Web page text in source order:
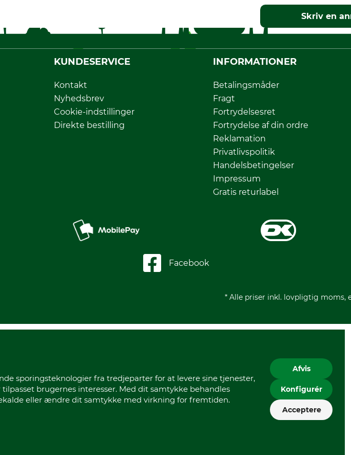
Skriv en
KUNDESERVICE
Kontakt
Nyhedsbrev
Cookie-indstillinger
Direkte bestilling
INFORMATIONER
Betalingsmåder
Fragt
Fortrydelsesret
Fortrydelse af din ordre
Reklamation
Privatlivspolitik
Handelsbetingelser
Impressum
Gratis returlabel
Facebook
* Alle priser inkl. lovpligtig moms,
sporingsteknologier fra tredjeparter for at levere sine tjenester,
brugernes interesser. Med dit samtykke behandles
eller ændre dit samtykke med virkning for fremtiden.
Afvis
Konfigurér
Acceptere